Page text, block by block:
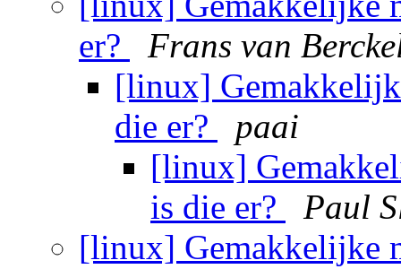
er?
Frans van
[linux]
die er?
paai
[linux]
is die er?
Paul
[linux] Gemakkelijke